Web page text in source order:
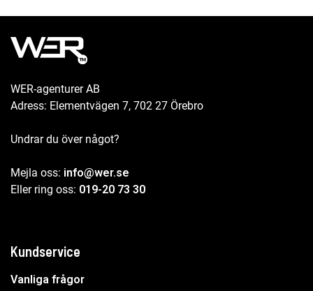
WER-agenturer AB
Adress: Elementvägen 7, 702 27 Örebro
Undrar du över något?
Mejla oss: info@wer.se
Eller ring oss: 019-20 73 30
Kundservice
Vanliga frågor